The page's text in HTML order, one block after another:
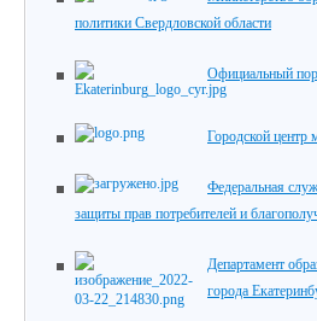
политики Свердловской области
Официальный
Городской центр
Федеральная
защиты прав потребителей и
Департамент
города